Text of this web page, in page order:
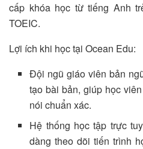
cấp khóa học từ tiếng Anh
TOEIC.
Lợi ích khi học tại Ocean Edu:
Đội ngũ giáo viên bản
tạo bài bản, giúp học
nói chuẩn xác.
Hệ thống học tập trực
dàng theo dõi tiến trình